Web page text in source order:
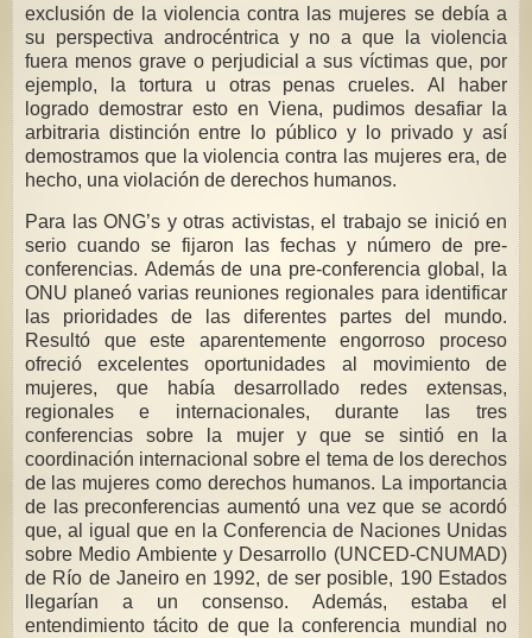
exclusión de la violencia contra las mujeres se debía a
su perspectiva androcéntrica y no a que la violencia
fuera menos grave o perjudicial a sus víctimas que, por
ejemplo, la tortura u otras penas crueles. Al haber
logrado demostrar esto en Viena, pudimos desafiar la
arbitraria distinción entre lo público y lo privado y así
demostramos que la violencia contra las mujeres era, de
hecho, una violación de derechos humanos.
Para las ONG’s y otras activistas, el trabajo se inició en
serio cuando se fijaron las fechas y número de pre-
conferencias. Además de una pre-conferencia global, la
ONU planeó varias reuniones regionales para identificar
las prioridades de las diferentes partes del mundo.
Resultó que este aparentemente engorroso proceso
ofreció excelentes oportunidades al movimiento de
mujeres, que había desarrollado redes extensas,
regionales e internacionales, durante las tres
conferencias sobre la mujer y que se sintió en la
coordinación internacional sobre el tema de los derechos
de las mujeres como derechos humanos. La importancia
de las preconferencias aumentó una vez que se acordó
que, al igual que en la Conferencia de Naciones Unidas
sobre Medio Ambiente y Desarrollo (UNCED-CNUMAD)
de Río de Janeiro en 1992, de ser posible, 190 Estados
llegarían a un consenso. Además, estaba el
entendimiento tácito de que la conferencia mundial no